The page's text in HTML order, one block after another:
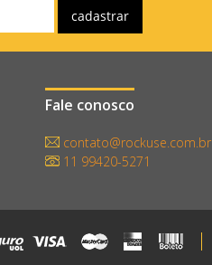
Fale conosco
contato@rockuse.com.br
11 99420-5271